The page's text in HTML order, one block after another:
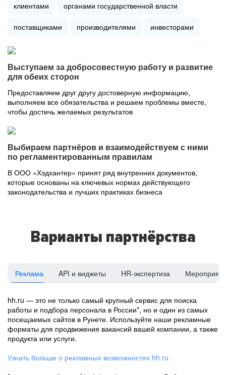
клиентами органами государственной власти
поставщиками производителями инвесторами
Выступаем за добросовестную работу и развитие
для обеих сторон
Предоставляем друг другу достоверную информацию,
выполняем все обязательства и решаем проблемы вместе,
чтобы достичь желаемых результатов
Выбираем партнёров и взаимодействуем с ними
по регламентированным правилам
В ООО «Хэдхантер» принят ряд внутренних документов,
которые основаны на ключевых нормах действующего
законодательства и лучших практиках бизнеса
Варианты партнёрства
Реклама API и виджеты HR-экспертиза
hh.ru — это не только самый крупный сервис для поиска
работы и подбора персонала в России*, но и один из самых
посещаемых сайтов в Рунете. Используйте наши рекламные
форматы для продвижения вакансий вашей компании, а также
продукта или услуги.
Узнать больше о рекламных возможностях hh.ru